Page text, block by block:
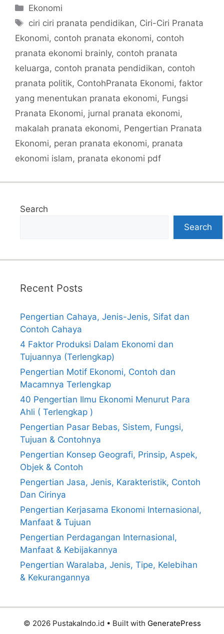
Categories
Ekonomi
Tags
ciri ciri pranata pendidikan, Ciri-Ciri Pranata
Ekonomi, contoh pranata ekonomi, contoh
pranata ekonomi brainly, contoh pranata
keluarga, contoh pranata pendidikan, contoh
pranata politik, ContohPranata Ekonomi, faktor
yang menentukan pranata ekonomi, Fungsi
Pranata Ekonomi, jurnal pranata ekonomi,
makalah pranata ekonomi, Pengertian Pranata
Ekonomi, peran pranata ekonomi, pranata
ekonomi islam, pranata ekonomi pdf
Search
Search
Recent Posts
Pengertian Cahaya, Jenis-Jenis, Sifat dan
Contoh Cahaya
4 Faktor Produksi Dalam Ekonomi dan
Tujuannya (Terlengkap)
Pengertian Motif Ekonomi, Contoh dan
Macamnya Terlengkap
40 Pengertian Ilmu Ekonomi Menurut Para
Ahli ( Terlengkap )
Pengertian Pasar Bebas, Sistem, Fungsi,
Tujuan & Contohnya
Pengertian Konsep Geografi, Prinsip, Aspek,
Objek & Contoh
Pengertian Jasa, Jenis, Karakteristik, Contoh
Dan Cirinya
Pengertian Kerjasama Ekonomi Internasional,
Manfaat & Tujuan
Pengertian Perdagangan Internasional,
Manfaat & Kebijakannya
Pengertian Waralaba, Jenis, Tipe, Kelebihan
& Kekurangannya
© 2026 PustakaIndo.id • Built with GeneratePress